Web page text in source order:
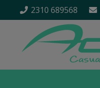
2310 689568